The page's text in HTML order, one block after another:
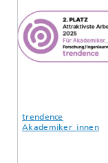
trendence
Akademiker_innen